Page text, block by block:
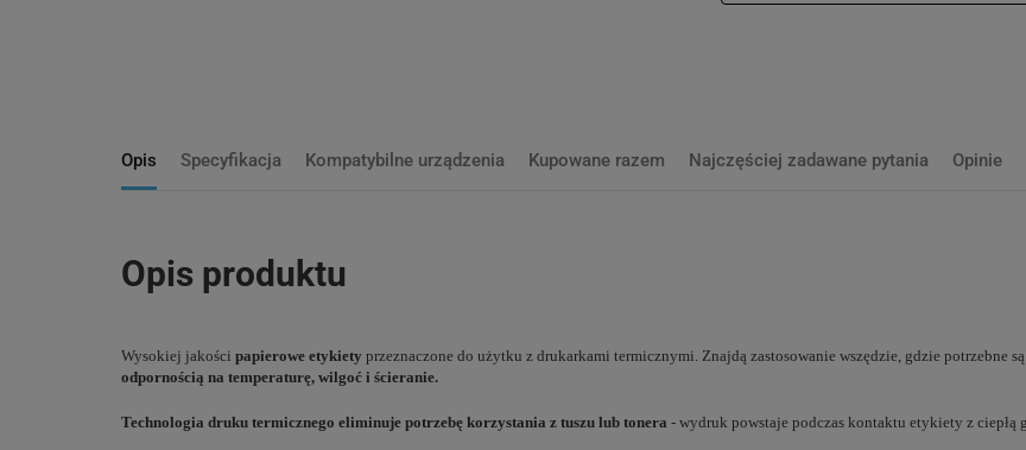
Opis Specyfikacja Kompatybilne urządzenia Kupowane razem Najczęściej zadawane pytania Opinie
Opis produktu
Wysokiej jakości papierowe etykiety przeznaczone do użytku z drukarkami termicznymi. Znajdą zastosowanie wszędzie, gdzie potrzebne są
odpornością na temperaturę, wilgoć i ścieranie.
Technologia druku termicznego eliminuje potrzebę korzystania z tuszu lub tonera - wydruk powstaje podczas kontaktu etykiety z ciepłą